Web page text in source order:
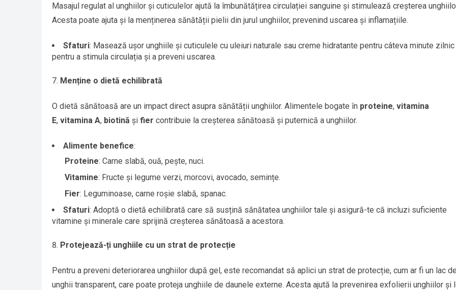
Masajul regulat al unghiilor și cuticulelor ajută la îmbunătățirea circulației sanguine și stimulează creșterea
Acesta poate ajuta și la menținerea sănătății pielii din jurul unghiilor, prevenind uscarea și inflamațiile.
Sfaturi: Masează ușor unghiile și cuticulele cu uleiuri naturale sau creme hidratante pentru câteva minute zilnic
pentru a stimula circulația și a preveni uscarea.
Menține o dietă echilibrată
O dietă sănătoasă are un impact direct asupra sănătății unghiilor. Alimentele bogate în proteine, vitamina
E, vitamina A, biotină și fier contribuie la creșterea sănătoasă și puternică a unghiilor.
Alimente benefice:
Proteine: Carne slabă, ouă, pește, nuci.
Vitamine: Fructe și legume verzi, morcovi, avocado, semințe.
Fier: Leguminoase, carne roșie slabă, spanac.
Sfaturi: Adoptă o dietă echilibrată care să susțină sănătatea unghiilor tale și asigură-te că incluzi suficiente
vitamine și minerale care sprijină creșterea sănătoasă a acestora.
Protejează-ți unghiile cu un strat de protecție
Pentru a preveni deteriorarea unghiilor după gel, este recomandat să aplici un strat de protecție, cum ar fi un lac
unghii transparent, care poate proteja unghiile de daunele externe. Acesta ajută la prevenirea exfolierii unghiilor și